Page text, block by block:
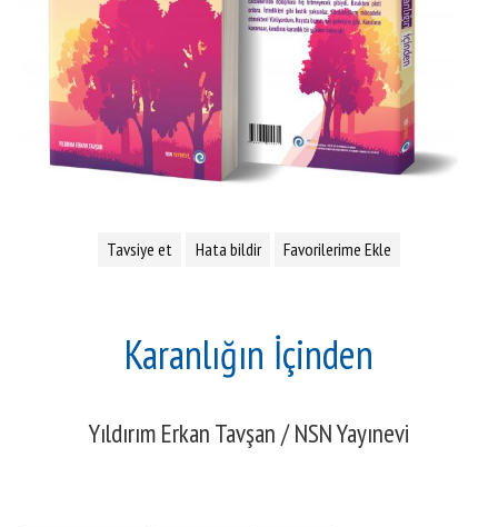
Tavsiye et Hata bildir Favorilerime Ekle
Karanlığın İçinden
Yıldırım Erkan Tavşan /NSN Yayınevi